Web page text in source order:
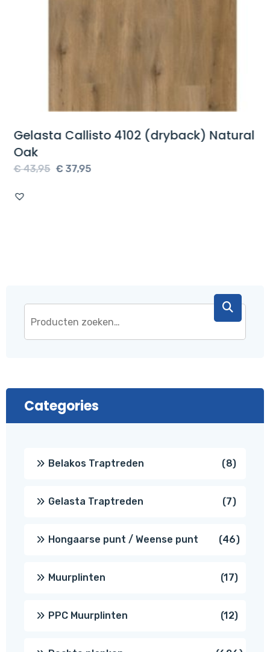
Gelasta Callisto 4102 (dryback) Natural
Oak
43,95 Oorspronkelijke
€ 37,95Huidige
Categories
Belakos Traptreden 88
Gelasta Traptreden 77
Hongaarse punt / Weense punt 4646
Muurplinten 1717
PPC Muurplinten 1212